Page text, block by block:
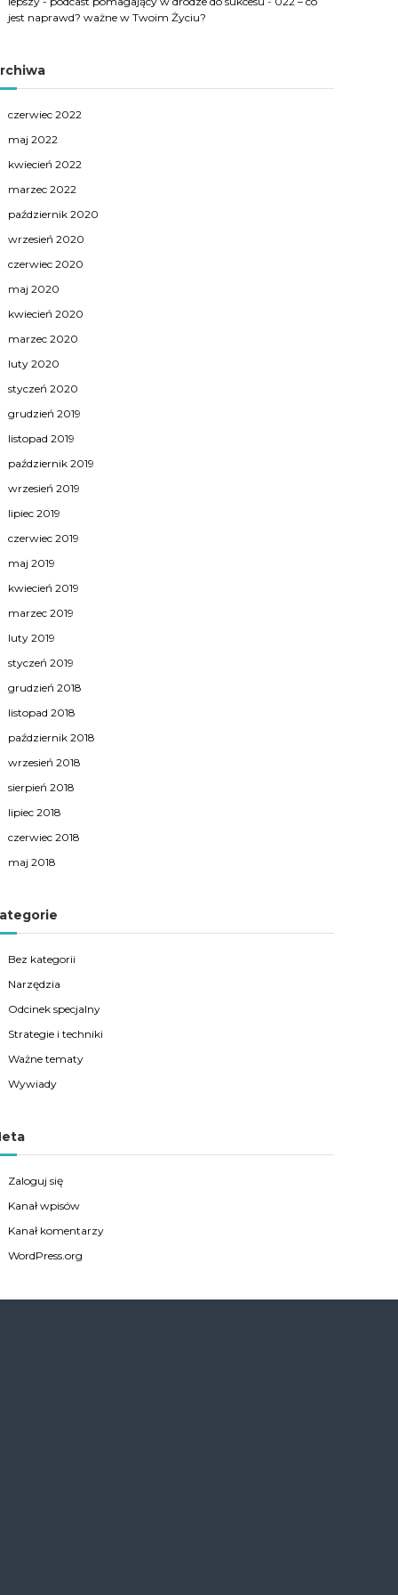
jest naprawd? ważne w Twoim Życiu?
czerwiec 2022
maj 2022
kwiecień 2022
marzec 2022
październik 2020
wrzesień 2020
czerwiec 2020
maj 2020
kwiecień 2020
marzec 2020
luty 2020
styczeń 2020
grudzień 2019
listopad 2019
październik 2019
wrzesień 2019
lipiec 2019
czerwiec 2019
maj 2019
kwiecień 2019
marzec 2019
luty 2019
styczeń 2019
grudzień 2018
listopad 2018
październik 2018
wrzesień 2018
sierpień 2018
lipiec 2018
czerwiec 2018
maj 2018
Bez kategorii
Narzędzia
Odcinek specjalny
Strategie i techniki
Ważne tematy
Wywiady
Zaloguj się
Kanał wpisów
Kanał komentarzy
WordPress.org